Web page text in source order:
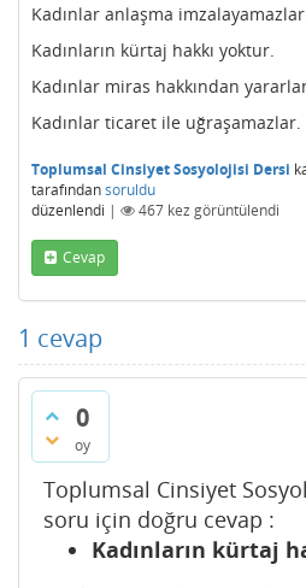
Kadınlar anlaşma
Kadınların kürtaj hakkı yoktur.
Kadınlar miras hakkından
Kadınlar ticaret ile uğraşamazlar.
Toplumsal Cinsiyet Sosyolojisi Dersi
tarafındansoruldu
düzenlendi | 467 kez görüntülendi
Cevap
1 cevap
0
oy
Toplumsal Cinsiyet
soru için doğru cevap :
Kadınların kürtaj